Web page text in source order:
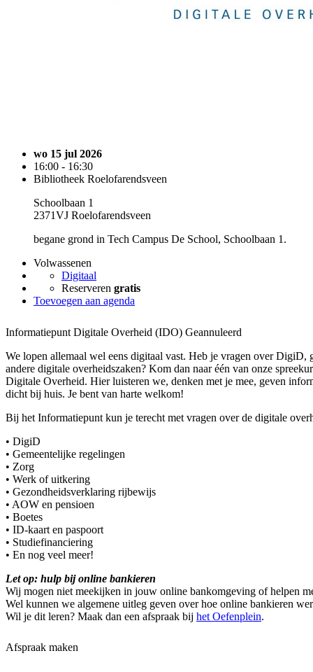
wo 15 jul 2026
16:00 - 16:30
Bibliotheek Roelofarendsveen
Schoolbaan 1
2371VJ Roelofarendsveen
begane grond in Tech Campus De School, Schoolbaan 1.
Volwassenen
Digitaal
Reserveren gratis
Toevoegen aan agenda
Informatiepunt Digitale Overheid (IDO) Geannuleerd
We lopen allemaal wel eens digitaal vast. Heb je vragen over DigiD,
andere digitale overheidszaken? Kom dan naar één van onze
Digitale Overheid. Hier luisteren we, denken met je mee, geven
dicht bij huis. Je bent van harte welkom!
Bij het Informatiepunt kun je terecht met vragen over de digitale
• DigiD
• Gemeentelijke regelingen
• Zorg
• Werk of uitkering
• Gezondheidsverklaring rijbewijs
• AOW en pensioen
• Boetes
• ID-kaart en paspoort
• Studiefinanciering
• En nog veel meer!
Let op: hulp bij online bankieren
Wij mogen niet meekijken in jouw online bankomgeving of helpen
Wel kunnen we algemene uitleg geven over hoe online bankieren
Wil je dit leren? Maak dan een afspraak bij het Oefenplein.
Afspraak maken